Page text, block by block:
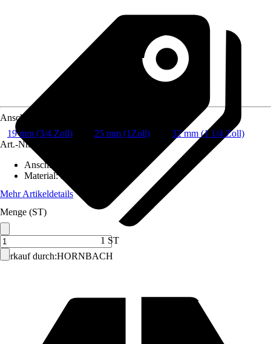
Verkauf durch:HORNBACH
Anschluss
19 mm (3/4 Zoll)
25 mm (1Zoll)
32 mm (1 1/4 Zoll)
Art.-Nr.
Anschluss
Material:Metall
Mehr Artikeldetails
Menge (ST)
1 ST